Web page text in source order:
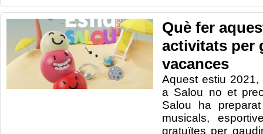
Què fer
activitats per
vacances
Aquest estiu
a Salou no et
Salou ha
musicals,
gratuïtes per